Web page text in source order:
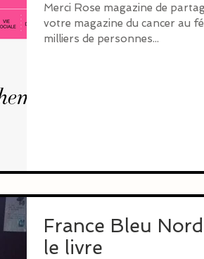
Merci Rose magazine de
votre magazine du cancer au
milliers de personnes...
France Bleu
le livre